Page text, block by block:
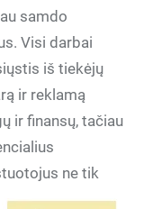
samdo
Visi darbai
iš tiekėjų
ir reklamą
ir finansų, tačiau
ne tik